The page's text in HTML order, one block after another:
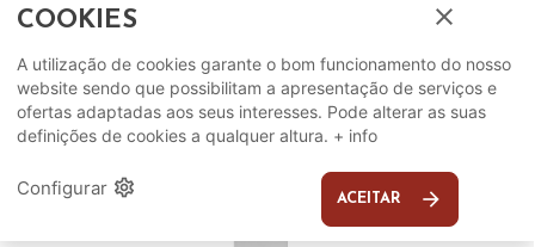
COMPLEMENTOS
SUGERIDOS
COOKIES close
A utilização de cookies garante o bom funcionamento do nosso
website sendo que possibilitam a apresentação de serviços e
ofertas adaptadas aos seus interesses. Pode alterar as suas
definições de cookies a qualquer altura. + info
Configurar settings ACEITAR arrow_forward